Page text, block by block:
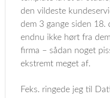
den vildeste
dem 3 gange siden 18.
endnu ikke hørt fra
firma – sådan noget
ekstremt meget af.
Feks. ringede jeg til